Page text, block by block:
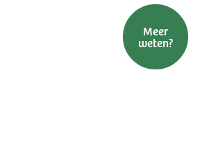
Meer
weten?
Steunen
Pacht &
grond
Brochure(s)
aanvragen